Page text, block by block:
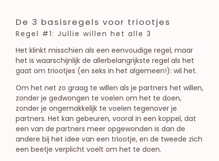
De 3 basisregels voor triootjes
Regel #1: Jullie willen het alle 3
Het klinkt misschien als een eenvoudige regel, maar
het is waarschijnlijk de allerbelangrijkste regel als het
gaat om triootjes (en seks in het algemeen!): wil het.
Om het net zo graag te willen als je partners het willen,
zonder je gedwongen te voelen om het te doen,
zonder je ongemakkelijk te voelen tegenover je
partners. Het kan gebeuren, vooral in een koppel, dat
een van de partners meer opgewonden is dan de
andere bij het idee van een triootje, en de tweede zich
een beetje verplicht voelt om het te doen.